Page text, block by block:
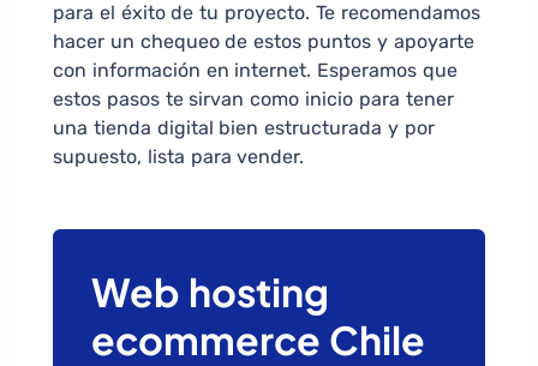
para el éxito de tu proyecto. Te recomendamos
hacer un chequeo de estos puntos y apoyarte
con información en internet. Esperamos que
estos pasos te sirvan como inicio para tener
una tienda digital bien estructurada y por
supuesto, lista para vender.
Web hosting
ecommerce Chile